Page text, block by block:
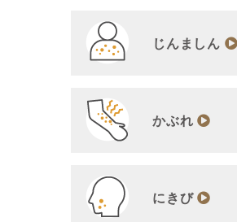
じんましん
かぶれ
にきび